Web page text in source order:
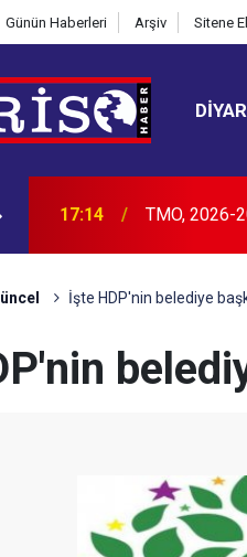
Günün Haberleri Arşiv Sitene
16:40 Dicle Devlet
İşte HDP'nin belediye